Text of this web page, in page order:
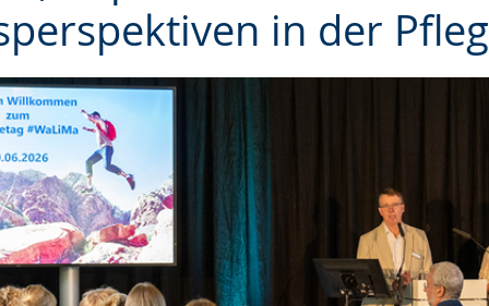
in der